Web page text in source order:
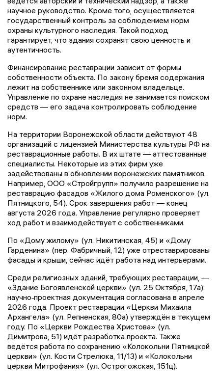
научное руководство. Кроме того, осуществляется
государственный контроль за соблюдением норм
охраны культурного наследия. Такой подход
гарантирует, что здания сохранят свою ценность и
аутентичность.
Финансирование реставрации зависит от формы
собственности объекта. По закону бремя содержания
лежит на собственнике или законном владельце.
Управление по охране наследия не занимается поиском
средств — его задача контролировать соблюдение
норм.
На территории Воронежской области действуют 48
организаций с лицензией Министерства культуры РФ на
реставрационные работы. В их штате — аттестованные
специалисты. Некоторые из этих фирм уже
задействованы в обновлении воронежских памятников.
Например, ООО «Стройгрупп» получило разрешение на
реставрацию фасадов «Жилого дома Роменского» (ул.
Пятницкого, 54). Срок завершения работ — конец
августа 2026 года. Управление регулярно проверяет
ход работ и взаимодействует с собственниками.
По «Дому жилому» (ул. Никитинская, 45) и «Дому
Гарденина» (пер. Фабричный, 12) уже отреставрированы
фасады и крыши, сейчас идёт работа над интерьерами.
Среди религиозных зданий, требующих реставрации, —
«Здание Богоявленской церкви» (ул. 25 Октября, 17а):
научно‑проектная документация согласована в апреле
2026 года. Проект реставрации «Церкви Михаила
Архангела» (ул. Репненская, 80а) утверждён в текущем
году. По «Церкви Рождества Христова» (ул.
Димитрова, 51) идёт разработка проекта. Также
ведётся работа по сохранению «Колокольни Пятницкой
церкви» (ул. Кости Стрелюка, 11/13) и «Колокольни
церкви Митрофания» (ул. Острогожская, 151ц).